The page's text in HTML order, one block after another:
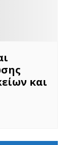
και